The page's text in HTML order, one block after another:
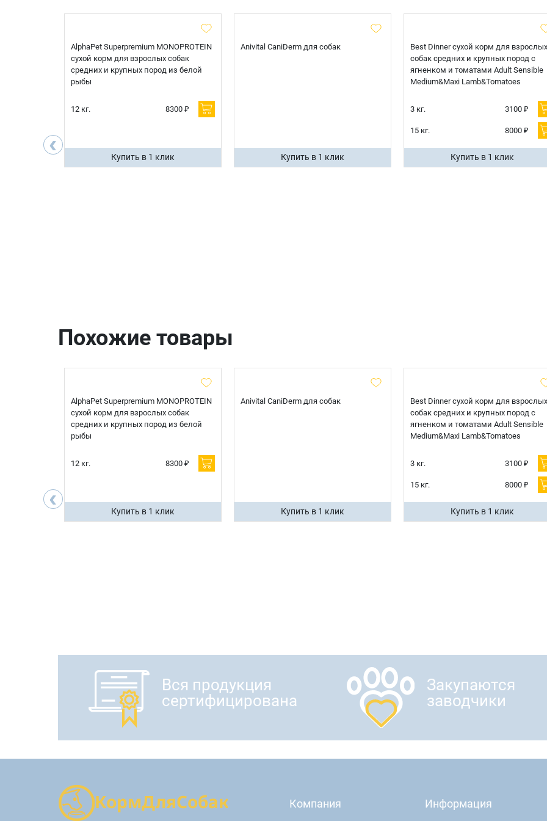
‹
AlphaPet Superpremium MONOPROTEIN
сухой корм для взрослых собак
средних и крупных пород из белой
рыбы
12 кг. 8300 ₽
Купить в 1 клик
Anivital CaniDerm для собак
Купить в 1 клик
Best Dinner сухой корм для взрослых
собак средних и крупных пород с
ягненком и томатами Adult Sensible
Medium&Maxi Lamb&Tomatoes
3 кг. 3100 ₽
15 кг. 8000 ₽
Купить в 1 клик
Похожие товары
‹
AlphaPet Superpremium MONOPROTEIN
сухой корм для взрослых собак
средних и крупных пород из белой
рыбы
12 кг. 8300 ₽
Купить в 1 клик
Anivital CaniDerm для собак
Купить в 1 клик
Best Dinner сухой корм для взрослых
собак средних и крупных пород с
ягненком и томатами Adult Sensible
Medium&Maxi Lamb&Tomatoes
3 кг. 3100 ₽
15 кг. 8000 ₽
Купить в 1 клик
Вся продукция
сертифицирована
Закупаются
заводчики
Компания Информация